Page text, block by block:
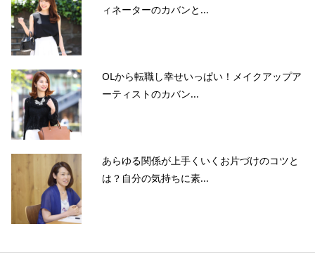
ィネーターのカバンと...
OLから転職し幸せいっぱい！メイクアップア
ーティストのカバン...
あらゆる関係が上手くいくお片づけのコツと
は？自分の気持ちに素...